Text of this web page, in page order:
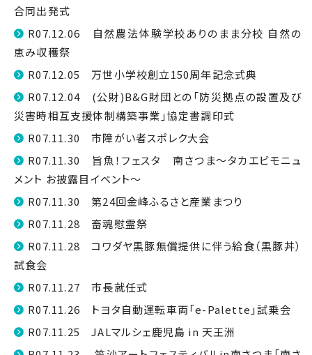
合同出発式
R07.12.06 自然農法体験学校ありのまま分校 自然の
恵み収穫祭
R07.12.05 万世小学校創立150周年記念式典
R07.12.04 (公財)B&G財団との「防災拠点の設置及び
災害時相互支援体制構築事業」協定書調印式
R07.11.30 市障がい者スポレク大会
R07.11.30 旨魚！フェスタ 南さつま～タカエビモニュ
メント お披露目イベント～
R07.11.30 第24回金峰ふるさと産業まつり
R07.11.28 畜魂慰霊祭
R07.11.28 コワダヤ黒豚無償提供に伴う給食（黒豚丼）
試食会
R07.11.27 市長就任式
R07.11.26 トヨタ自動運転車両「e-Palette」試乗会
R07.11.25 JALマルシェ鹿児島 in 天王洲